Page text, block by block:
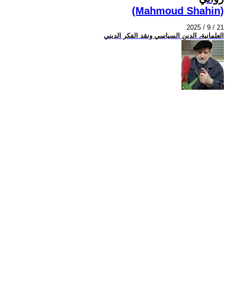
(Mahmoud Shahin)
2025 / 9 / 21
العلمانية، الدين السياسي ونقد الفكر الديني